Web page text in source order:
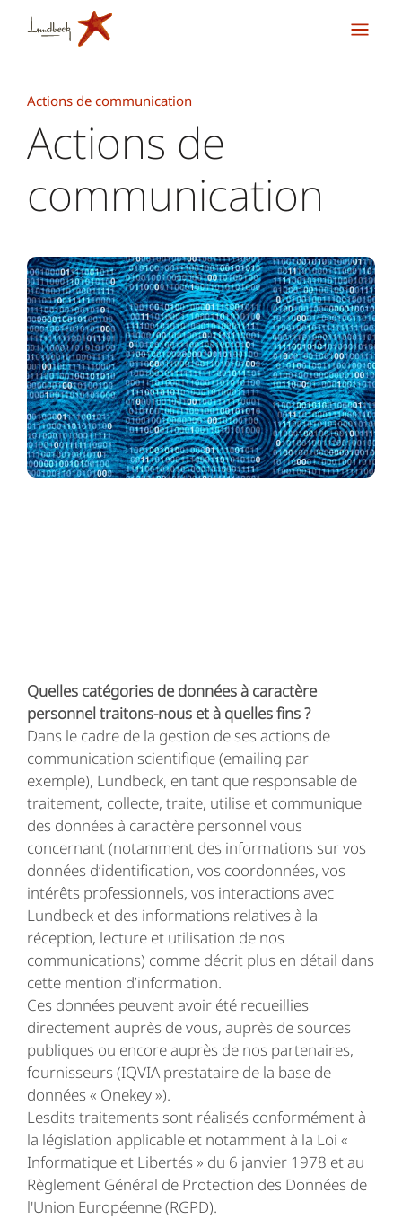
Actions de communication
Actions de
communication
Quelles catégories de données à caractère
personnel traitons-nous et à quelles fins ?
Dans le cadre de la gestion de ses actions de
communication scientifique (emailing par
exemple), Lundbeck, en tant que responsable de
traitement, collecte, traite, utilise et communique
des données à caractère personnel vous
concernant (notamment des informations sur vos
données d’identification, vos coordonnées, vos
intérêts professionnels, vos interactions avec
Lundbeck et des informations relatives à la
réception, lecture et utilisation de nos
communications) comme décrit plus en détail dans
cette mention d’information.
Ces données peuvent avoir été recueillies
directement auprès de vous, auprès de sources
publiques ou encore auprès de nos partenaires,
fournisseurs (IQVIA prestataire de la base de
données « Onekey »).
Lesdits traitements sont réalisés conformément à
la législation applicable et notamment à la Loi «
Informatique et Libertés » du 6 janvier 1978 et au
Règlement Général de Protection des Données de
l'Union Européenne (RGPD).